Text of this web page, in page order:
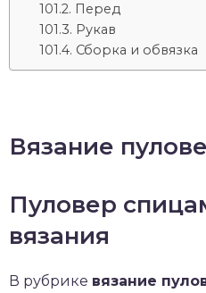
Перед
Рукав
Сборка и обвязка
Вязание
Пуловер
вязания
В рубрике вязание